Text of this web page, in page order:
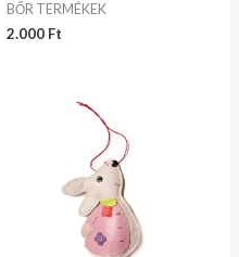
BŐR TERMÉKEK
2.000 Ft